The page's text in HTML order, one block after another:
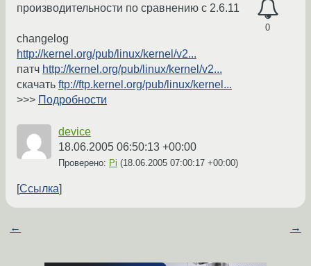
0
производительности по сравнению с 2.6.11
changelog
http://kernel.org/pub/linux/kernel/v2...
патч http://kernel.org/pub/linux/kernel/v2...
скачать ftp://ftp.kernel.org/pub/linux/kernel...
>>> Подробности
device
18.06.2005 06:50:13 +00:00
Проверено: Pi (18.06.2005 07:00:17 +00:00)
Ссылка
← →